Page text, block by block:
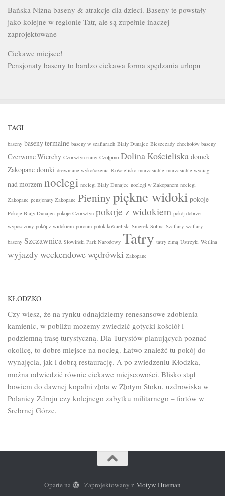
Bańska Niżna baseny & atrakcje dla dzieci. Baseny te powstały
jako kolejne w regionie Tatr, ale są zupełnie inaczej
zaprojektowane
Ciekawe miejsce!
Pensjonaty baseny to bardzo ciekawa forma spędzania urlopu
TAGI
baseny baseny termalne baseny w szaflarach Biały Dunajec Bieszczady chochołów baseny
Czerwone Wierchy Czorsztyn ruiny Czołpino Dolina Kościeliska domek
Zakopane domki drewniane wykończenia Kościelisko murzasichle murzasichle wyciągi
nad morzem noclegi noclegi Biały Dunajec noclegi w Zakopanem noclegi
Zakopane pensjonaty Zakopane Pieninypiękne widoki pokoje
Pokoje Biały Dunajec pokoje Czorsztyn pokoje z widokiem pokój dobrze
wyposażony pokój z widokiem poronin potok kościeliski Smerek Solina Szaflary szaflary
baseny Szczawnica Słowiński Park Narodowy Tatry tatry zimą Ustrzyki Wetlina
wyjazdy weekendowewędrówki Zakopane
KŁODZKO
Czy wiesz, że na rynku odnajdziemy renesansowe zdobienia
kamienic, w pobliżu możemy zwiedzić gotycki kościół i
podziemną trasę turystyczną. Dla Turystów planujących poznać
okolicę, to dobre miejsce na nocleg. Łatwo znaleźć tu pokój do
wynajęcia, jak i dobrą restaurację. A po zwiedzeniu Kłodzka,
można odwiedzić równie ciekawe miejscowości. Blisko stąd
bowiem do dawnej kopalni złota w Złotym Stoku, uzdrowiska w
Polanicy Zdroju czy kolejnego zabytku militarnego – fortów w
Srebrnej Górze.
Oparte na - Zaprojektowany zMotyw Hueman